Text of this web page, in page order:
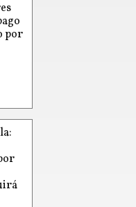
por